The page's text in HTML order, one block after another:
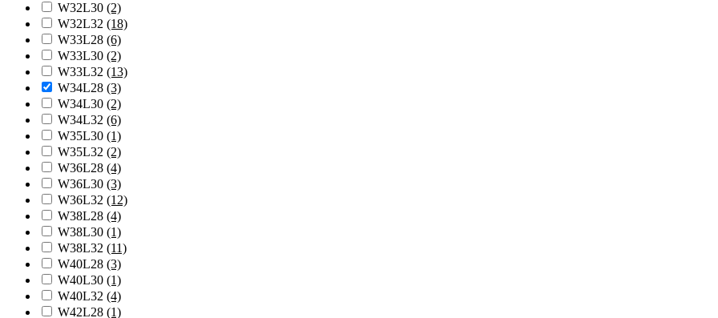
W32L30 (2)
W32L32 (18)
W33L28 (6)
W33L30 (2)
W33L32 (13)
W34L28 (3)
W34L30 (2)
W34L32 (6)
W35L30 (1)
W35L32 (2)
W36L28 (4)
W36L30 (3)
W36L32 (12)
W38L28 (4)
W38L30 (1)
W38L32 (11)
W40L28 (3)
W40L30 (1)
W40L32 (4)
W42L28 (1)